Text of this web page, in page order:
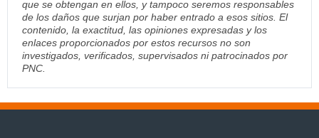
que se obtengan en ellos, y tampoco seremos responsables
de los daños que surjan por haber entrado a esos sitios. El
contenido, la exactitud, las opiniones expresadas y los
enlaces proporcionados por estos recursos no son
investigados, verificados, supervisados ni patrocinados por
PNC.